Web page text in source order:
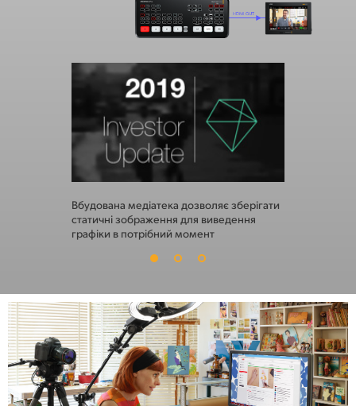
Вбудована медіатека дозволяє зберігати
статичні зображення для виведення
графіки в потрібний момент